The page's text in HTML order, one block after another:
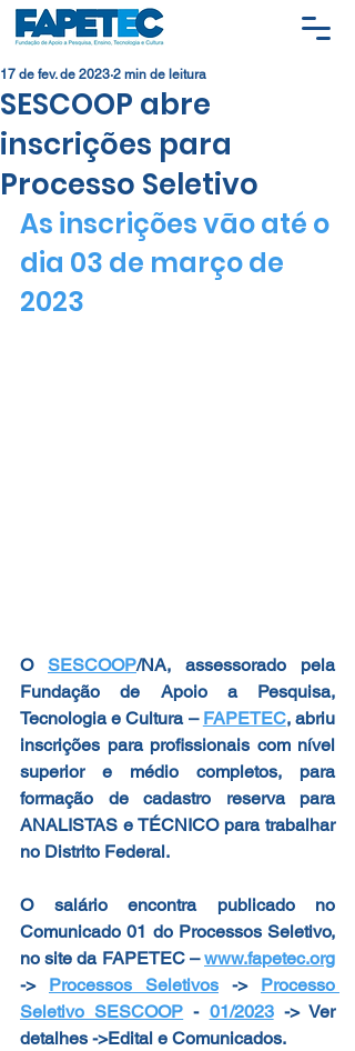
SESCOOP abre
inscrições para
Processo Seletivo
17 de fev. de 2023 2 min de leitura
As inscrições vão até o
dia 03 de março de
2023
O SESCOOP/NA, assessorado pela
Fundação de Apoio a Pesquisa,
Tecnologia e Cultura – FAPETEC, abriu
inscrições para profissionais com nível
superior e médio completos, para
formação de cadastro reserva para
ANALISTAS e TÉCNICO para trabalhar
no Distrito Federal.
O salário encontra publicado no
Comunicado 01 do Processos Seletivo,
no site da FAPETEC – www.fapetec.org
-> Processos Seletivos -> Processo
Seletivo SESCOOP - 01/2023 -> Ver
detalhes ->Edital e Comunicados.